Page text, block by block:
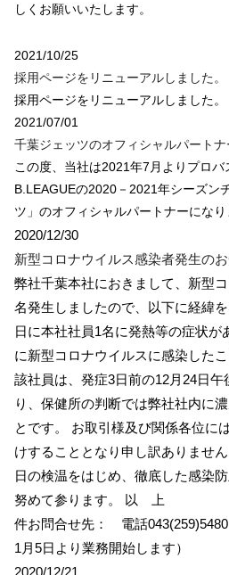
しくお願いいたします。
2021/10/25
採用ページをリニューアルしました。
採用ページをリニューアルしました。
2021/07/01
千葉ジェッツのオフィシャルパートナ
この度、当社は2021年7月よりプロバ
B.LEAGUEの2020－2021年シーズン
ツ」のオフィシャルパートナーになり
2020/12/30
新型コロナウイルス感染者発生の
弊社千葉本社におきまして、新型
名発生しましたので、以下に経緯
日に本社社員1名に発熱等の症状が
に新型コロナウイルスに感染した
該社員は、発症3日前の12月24日
り、保健所の判断では弊社社内に
とです。 お取引様及び関係各位に
けすることとなり申し訳ありませ
日の検温をはじめ、徹底した感染
努めて参りま
件お問合せ先： 電話
1月5日より業務開始します）
2020/12/21